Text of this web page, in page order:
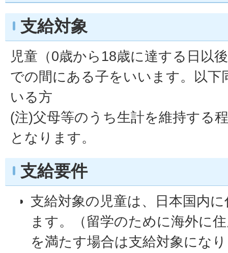
支給対象
児童（0歳から18歳に達する日以
での間にある子をいいます。以下
いる方
(注)父母等のうち生計を維持する
となります。
支給要件
支給対象の児童は、日本国内
ます。（留学のために海外に
を満たす場合は支給対象にな